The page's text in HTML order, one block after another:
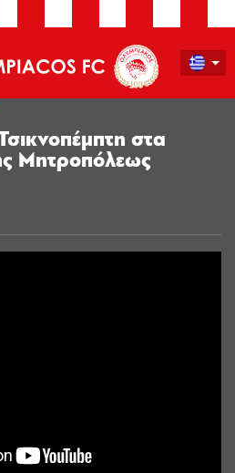
στα
Μητροπόλεως